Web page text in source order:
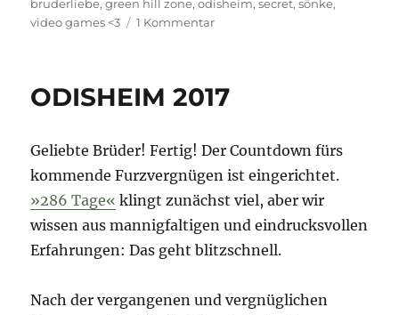
bruderliebe,green hill zone,odisheim,secret,sönke,
video games <3
1 Kommentarzu
ODISHEIM 2017
Geliebte Brüder! Fertig! Der Countdown fürs
kommende Furzvergnügen ist eingerichtet.
»286 Tage« klingt zunächst viel, aber wir
wissen aus mannigfaltigen und eindrucksvollen
Erfahrungen: Das geht blitzschnell.
Nach der vergangenen und vergnüglichen